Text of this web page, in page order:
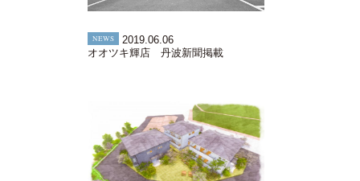
NEWS
2019.06.06
オオツキ輝店 丹波新聞掲載